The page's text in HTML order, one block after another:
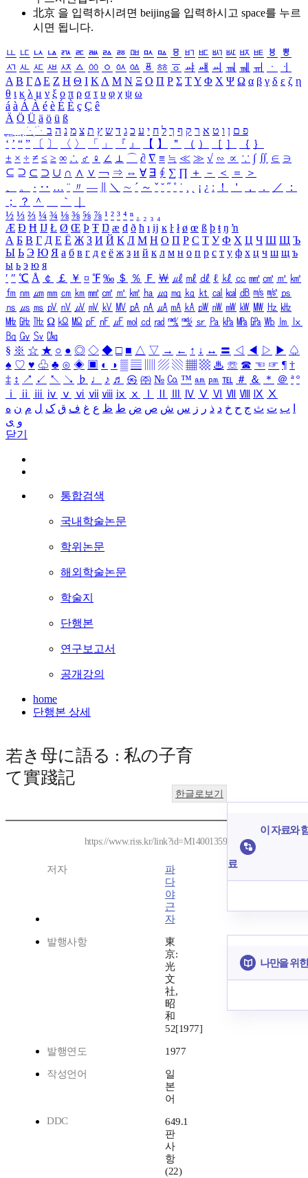
北京 을 입력하시려면 beijing을 입력하시고 space를 누르
시면 됩니다.
ㅥ ㅦ ㅧ ㅨ ㅩ ㅪ ㅫ ㅬ ㅭ ㅮ ㅯ ㅰ ㅱ ㅲ ㅳ ㅴ ㅵ ㅶ ㅷ ㅸ
ㅹ
ㅺ ㅻ ㅼ ㅽ ㅾ ㅿ ㆀ ㆁ ㆂ ㆃ ㆄ ㆅ ㆆ ㆇ ㆈ ㆉ ㆊ ㆋ ㆌ ㆍ
ㆎ
Α Β ΓΔ Ε Ζ Η Θ Ι ΚΛ Μ Ν Ξ Ο Π Ρ Σ ΤΥ Φ Χ Ψ Ω α β γ δ ε ζ η
θ ι κ λ μ ν ξ ο π ρ σ τ υ φ χ ψ ω
á à Á À é è É È ç Ç ê
Ä Ö Ü ä ö ü ß
ִֶֹ ֻּ ׁׂ פ ם ן ו ט א ר ק ף ך ל ח י ע כ ג ד ש ץ ת צ מ נ ה ב
‘ ’ “ ” 〔 〕 〈 〉 「 」 『 』 【 】 ＂ （ ） ［ ］ ｛ ｝
± × ÷ ≠ ≤ ≥ ∞ ∴ ♂ ♀ ∠ ⊥ ⌒ ∂ ∇ ≡ ≒ ≪ ≫ √ ∽ ∝ ∵ ∫ ∬ ∈ ∋
⊆ ⊇ ⊂ ⊃ ∪ ∩ ∧ ∨ ￢ ⇒ ⇔ ∀ ∃ ∮ ∑ ∏ ＋ － ＜ ＝
＞
、
。 · ‥ … ¨ 〃 ― ＼ ∼ ´ ～ ˇ ˘ ˝ ˚ ˙ ¸ ¡ ¿ ː ！ ＇ ， ． ／
：
；
？ ＾ ｀
½ ⅓ ⅔ ¼ ¾ ⅛ ⅜ ⅝ ⅞ ¹ ² ³ ⁴ ⁿ ₁ ₂ ₃ ₄
Æ Ð Ħ Ĳ Ł Ø Œ Þ Ŧ Ŋ æ đ ð ħ ı ĳ ĸ ŀ ł ø œ ß þ ŧ ŋ ŉ
А Б В Г Д Е Ё Ж З И Й К Л М Н О П Р С Т У Ф Х Ц Ч Ш Щ Ъ
Ы Ь Э Ю Я а б в г д е ё ж з и й к л м н о п р с т у ф х ц ч ш щ ъ
ы ь э ю я
′ ″ ℃ Å ￠ ￡ ￥ ¤ ℉ ‰ ＄ ％ Ｆ ￦ ㎕ ㎖ ㎗ ℓ ㎘ ㏄ ㎣ ㎤ ㎥ ㎦
㎙ ㎚ ㎛ ㎜ ㎝ ㎞ ㎟ ㎠ ㎡ ㎢ ㏊ ㎍ ㎎ ㎏ ㏏ ㎈ ㎉ ㏈ ㎧ ㎨ ㎰
㎱ ㎲ ㎳ ㎴ ㎵ ㎶ ㎷ ㎸ ㎹ ㎀ ㎁ ㎂ ㎃ ㎄ ㎺ ㎻ ㎽ ㎾ ㎿ ㎐ ㎑
㎒ ㎓ ㎔ Ω ㏀ ㏁ ㎊ ㎋ ㎌ ㏖ ㏅ ㎭ ㎮ ㎯ ㏛ ㎩ ㎪ ㎫ ㎬ ㏝ ㏐
㏓
㏃ ㏉ ㏜ ㏆
§ ※ ☆ ★ ○ ● ◎ ◇ ◆ □ ■ △ ▽ → ← ↑ ↓ ↔ 〓 ◁ ◀ ▷ ▶ ♤
♠ ♡ ♥ ♧ ♣ ⊙ ◈ ▣ ◐ ◑ ▒ ▤ ▨ ▧ ▦ ▩ ♨ ☏ ☎ ☜ ☞ ¶ †
‡ ↕ ↗ ↙ ↖ ↘ ♭ ♩ ♪ ♬ ㉿ ㈜ № ㏇ ™ ㏂ ㏘ ℡ ＃ ＆ ＊ ＠ ª º
ⅰ
ⅱ ⅲ ⅳ ⅴ ⅵ ⅶ ⅷ ⅸ ⅹ Ⅳ Ⅴ Ⅵ Ⅶ Ⅷ Ⅸ Ⅹ
ب ت ث ج ح خ د ذ ر ز س ش ص ض ط ظ ع غ ف ق ک ل م ن ه
و ی
닫기
통합검색
국내학술논문
학위논문
해외학술논문
학술지
단행본
연구보고서
공개강의
home
단행본 상세
若き母に語る : 私の子育
て實踐記
한글로보기
https://www.riss.kr/link?id=M14001359
저자
파
다
야
근
자
발행사항
東
京:
光
文
社,
昭
和
52[1977]
발행연도 1977
작성언어
일
본
어
DDC
649.1
판
사
항
(22)
이 자료와
료
나만을 위